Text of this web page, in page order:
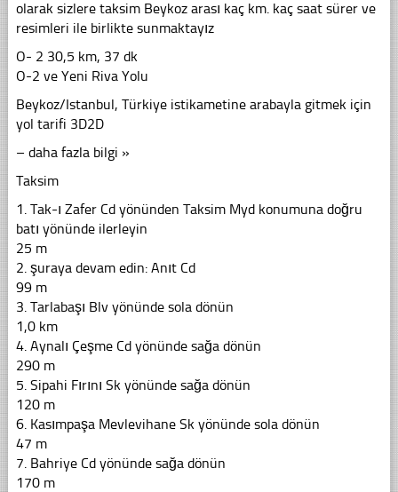
olarak sizlere taksim Beykoz arası kaç km. kaç saat sürer ve
resimleri ile birlikte sunmaktayız
O- 2 30,5 km, 37 dk
O-2 ve Yeni Riva Yolu
Beykoz/Istanbul, Türkiye istikametine arabayla gitmek için
yol tarifi 3D2D
– daha fazla bilgi »
Taksim
1. Tak-ı Zafer Cd yönünden Taksim Myd konumuna doğru
batı yönünde ilerleyin
25 m
2. şuraya devam edin: Anıt Cd
99 m
3. Tarlabaşı Blv yönünde sola dönün
1,0 km
4. Aynalı Çeşme Cd yönünde sağa dönün
290 m
5. Sipahi Fırını Sk yönünde sağa dönün
120 m
6. Kasımpaşa Mevlevihane Sk yönünde sola dönün
47 m
7. Bahriye Cd yönünde sağa dönün
170 m